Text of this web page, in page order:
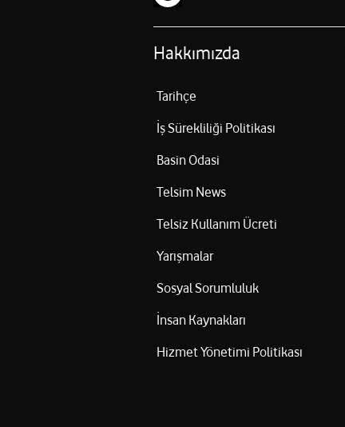
Hakkımızda
Tarihçe
İş Sürekliliği Politikası
Basin Odasi
Telsim News
Telsiz Kullanım Ücreti
Yarışmalar
Sosyal Sorumluluk
İnsan Kaynakları
Hizmet Yönetimi Politikası